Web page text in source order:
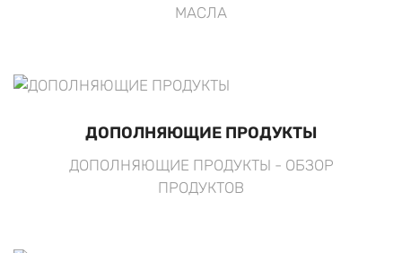
МАСЛА
ДОПОЛНЯЮЩИЕ ПРОДУКТЫ
ДОПОЛНЯЮЩИЕ ПРОДУКТЫ - ОБЗОР
ПРОДУКТОВ